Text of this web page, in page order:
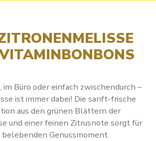
Büro oder einfach zwischendurch –
ist immer dabei! Die sanft-frische
aus den grünen Blättern der
und einer feinen Zitrusnote sorgt für
Genussmoment.